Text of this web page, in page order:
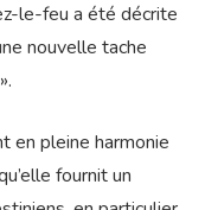
le-feu a été décrite
nouvelle tache
en pleine harmonie
fournit un